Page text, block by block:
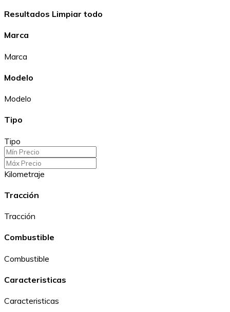
Resultados Limpiar todo
Marca
Marca
Modelo
Modelo
Tipo
Tipo
Kilometraje
Tracción
Tracción
Combustible
Combustible
Caracteristicas
Caracteristicas